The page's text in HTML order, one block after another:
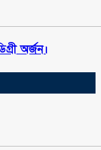
অর্জন।